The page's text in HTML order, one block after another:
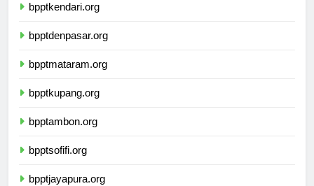
bpptkendari.org
bpptdenpasar.org
bpptmataram.org
bpptkupang.org
bpptambon.org
bpptsofifi.org
bpptjayapura.org